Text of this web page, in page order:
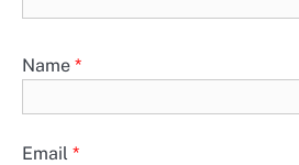
Name *
Email *